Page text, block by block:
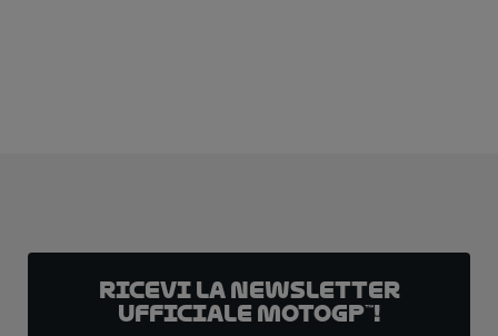
Ricevi la newsletter
ufficiale MotoGP™!